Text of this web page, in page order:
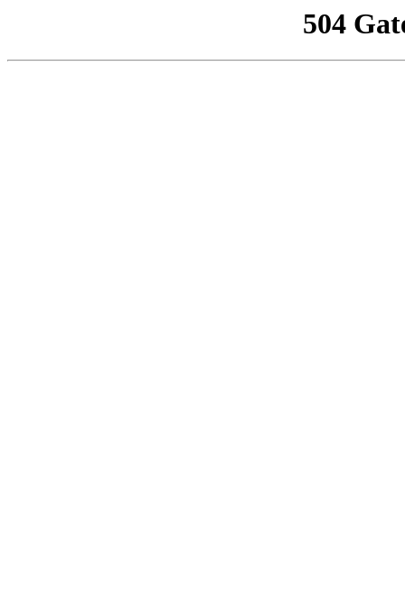
504